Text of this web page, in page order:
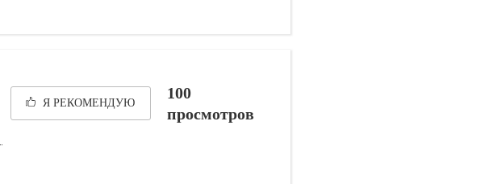
Я РЕКОМЕНДУЮ
100
просмотров